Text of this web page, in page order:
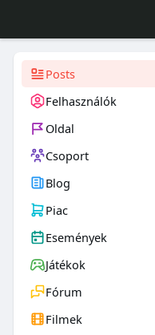
Posts
Felhasználók
Oldal
Csoport
Blog
Piac
Események
Játékok
Fórum
Filmek